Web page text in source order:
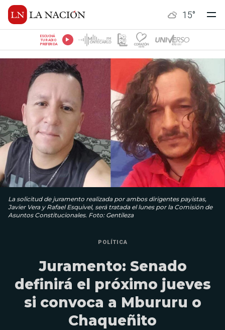
15°
ESCUCHÁ
TU RADIO
PREFERIDA
La solicitud de juramento realizada por ambos dirigentes payistas,
Javier Vera y Rafael Esquivel, será tratada el lunes por la Comisión de
Asuntos Constitucionales. Foto: Gentileza
POLÍTICA
Juramento: Senado
definirá el próximo jueves
si convoca a Mbururu o
Chaqueñito